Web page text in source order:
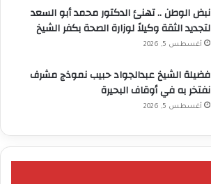
نبض الوطن .. تهنئ الدكتور محمد أبو السعد
لتجديد الثقة وكيلاً لوزارة الصحة بكفر الشيخ
أغسطس 5, 2026
فضيلة الشيخ عبدالجواد حبيب نموذج مشرف
نفتخر به في أوقاف البحيرة
أغسطس 5, 2026